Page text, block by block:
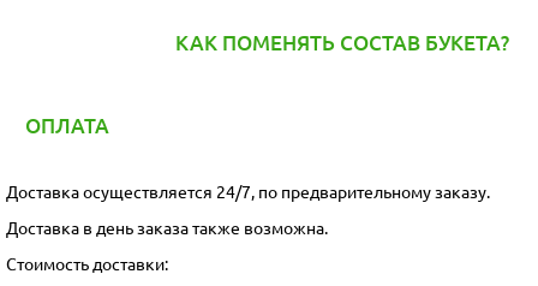
КАК ПОМЕНЯТЬ СОСТАВ БУКЕТА?
ОПЛАТА
Доставка осуществляется 24/7, по предварительному заказу.
Доставка в день заказа также возможна.
Стоимость доставки: